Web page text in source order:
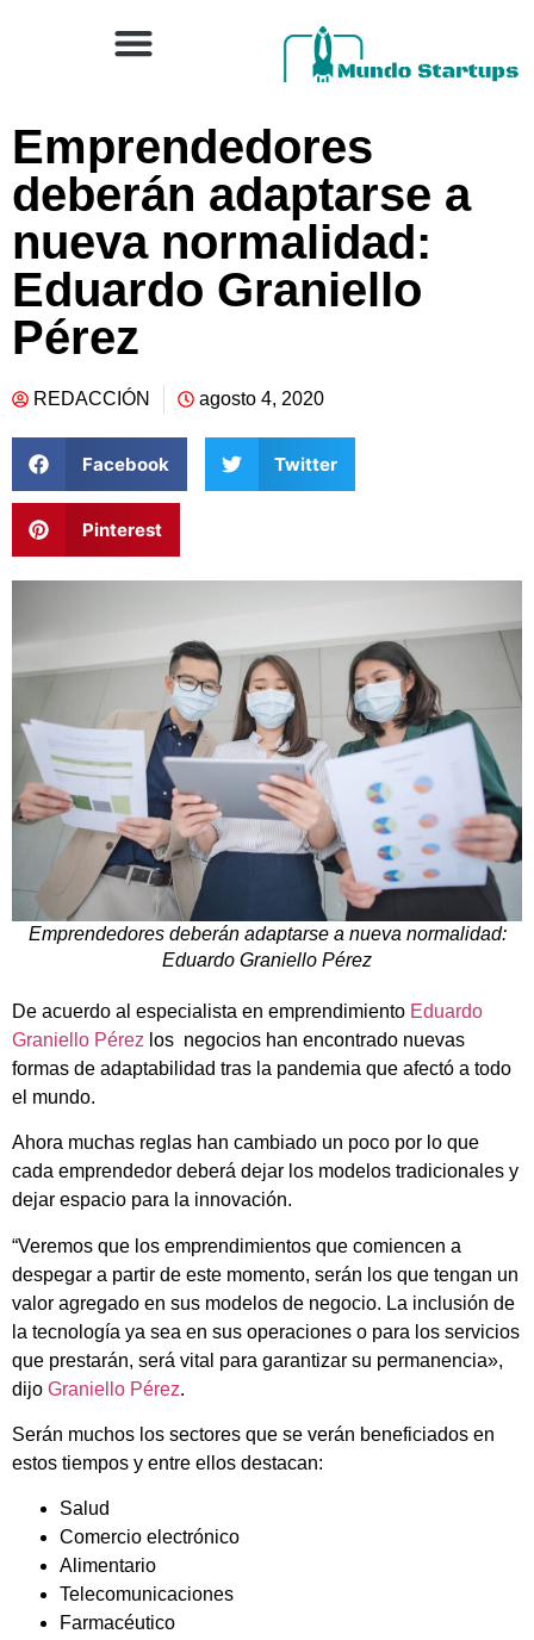
Emprendedores
deberán adaptarse a
nueva normalidad:
Eduardo Graniello
Pérez
REDACCIÓN agosto 4, 2020
Facebook Twitter
Pinterest
Emprendedores deberán adaptarse a nueva normalidad:
Eduardo Graniello Pérez
De acuerdo al especialista en emprendimiento Eduardo
Graniello Pérez los negocios han encontrado nuevas
formas de adaptabilidad tras la pandemia que afectó a todo
el mundo.
Ahora muchas reglas han cambiado un poco por lo que
cada emprendedor deberá dejar los modelos tradicionales y
dejar espacio para la innovación.
“Veremos que los emprendimientos que comiencen a
despegar a partir de este momento, serán los que tengan un
valor agregado en sus modelos de negocio. La inclusión de
la tecnología ya sea en sus operaciones o para los servicios
que prestarán, será vital para garantizar su permanencia»,
dijo Graniello Pérez.
Serán muchos los sectores que se verán beneficiados en
estos tiempos y entre ellos destacan:
Salud
Comercio electrónico
Alimentario
Telecomunicaciones
Farmacéutico